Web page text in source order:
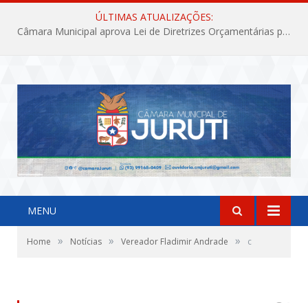
ÚLTIMAS ATUALIZAÇÕES:
Câmara Municipal aprova Lei de Diretrizes Orçamentárias para o exercício financeiro de 2027
MENU
Home » Notícias » Vereador Fladimir Andrade » c